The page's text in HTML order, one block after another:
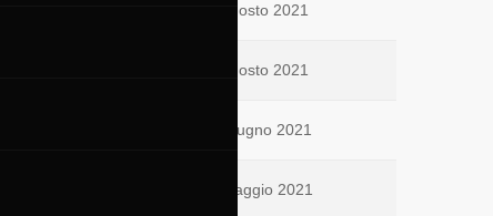
25 Agosto 2021
02 Agosto 2021
05 Giugno 2021
27 Maggio 2021